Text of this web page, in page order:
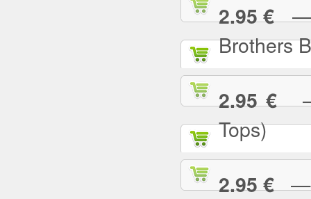
2.95 €—
Brothers
2.95 €—
Tops)
2.95 €—